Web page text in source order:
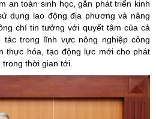
an toàn sinh học, gắn phát triển kinh
dụng lao động địa phương và nâng
chí tin tưởng với quyết tâm của cả
trong lĩnh vực nông nghiệp công
thực hóa, tạo động lực mới cho phát
trong thời gian tới.